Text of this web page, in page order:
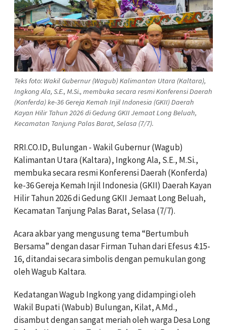
Teks foto: Wakil Gubernur (Wagub) Kalimantan Utara (Kaltara),
Ingkong Ala, S.E., M.Si., membuka secara resmi Konferensi Daerah
(Konferda) ke-36 Gereja Kemah Injil Indonesia (GKII) Daerah
Kayan Hilir Tahun 2026 di Gedung GKII Jemaat Long Beluah,
Kecamatan Tanjung Palas Barat, Selasa (7/7).
RRI.CO.ID, Bulungan - Wakil Gubernur (Wagub)
Kalimantan Utara (Kaltara), Ingkong Ala, S.E., M.Si.,
membuka secara resmi Konferensi Daerah (Konferda)
ke-36 Gereja Kemah Injil Indonesia (GKII) Daerah Kayan
Hilir Tahun 2026 di Gedung GKII Jemaat Long Beluah,
Kecamatan Tanjung Palas Barat, Selasa (7/7).
Acara akbar yang mengusung tema “Bertumbuh
Bersama” dengan dasar Firman Tuhan dari Efesus 4:15-
16, ditandai secara simbolis dengan pemukulan gong
oleh Wagub Kaltara.
Kedatangan Wagub Ingkong yang didampingi oleh
Wakil Bupati (Wabub) Bulungan, Kilat, A.Md.,
disambut dengan sangat meriah oleh warga Desa Long